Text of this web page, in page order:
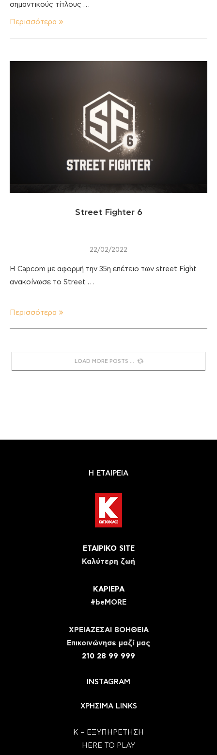
σημαντικούς τίτλους …
Περισσότερα
Street Fighter 6
22/02/2022
Η Capcom με αφορμή την 35η επέτειο των street Fight
ανακοίνωσε το Street …
Περισσότερα
LOAD MORE POSTS
Η ΕΤΑΙΡΕΙΑ
ΕΤΑΙΡΙΚΟ SITE
Καλύτερη ζωή
ΚΑΡΙΕΡΑ
#beMORE
ΧΡΕΙΑΖΕΣΑΙ ΒΟΗΘΕΙΑ
Eπικοινώνησε μαζί μας
210 28 99 999
INSTAGRAM
ΧΡΗΣΙΜΑ LINKS
Κ – ΕΞΥΠΗΡΕΤΗΣΗ
HERE TO PLAY